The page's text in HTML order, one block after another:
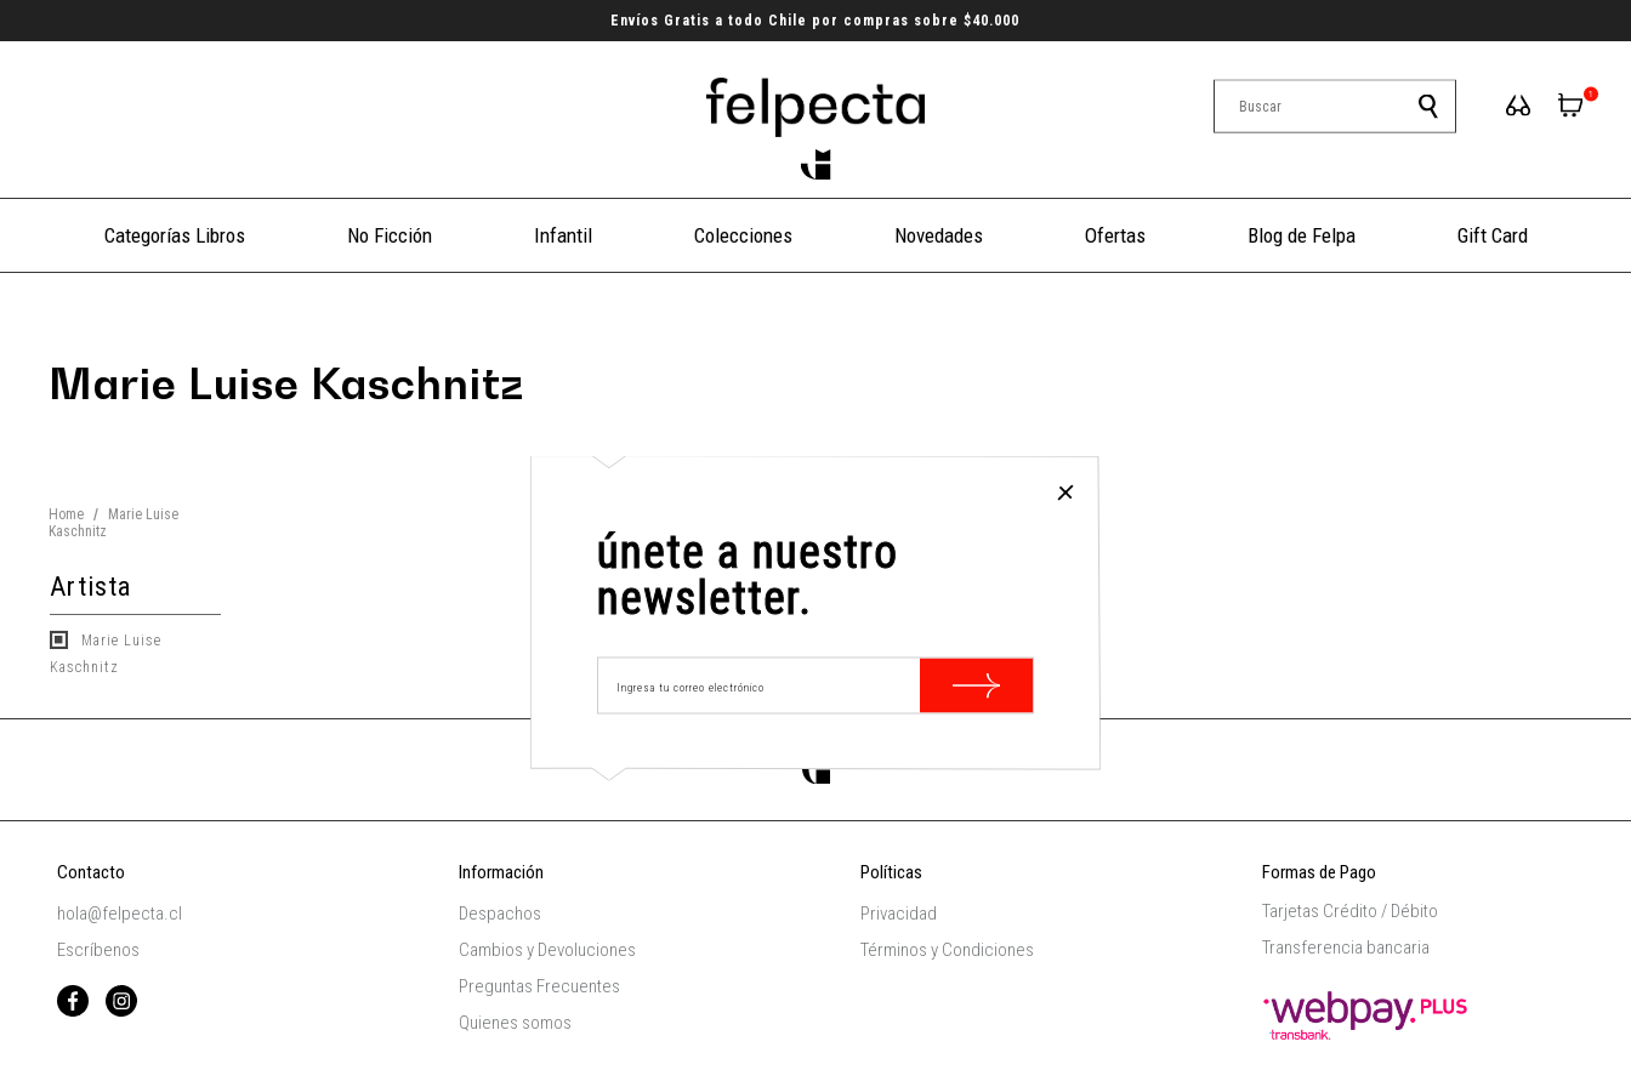
Envíos Gratis a todo Chile por compras sobre $40.000
1
Categorías Libros No Ficción Infantil Colecciones Novedades Ofertas Blog de Felpa Gift Card
Marie Luise Kaschnitz
Home /
Marie Luise
Kaschnitz
Artista
Marie Luise
Kaschnitz
+
únete a nuestro
newsletter.
Contacto
hola@felpecta.cl
Escríbenos
Información
Despachos
Cambios y Devoluciones
Preguntas Frecuentes
Quienes somos
Políticas
Privacidad
Términos y Condiciones
Formas de Pago
Tarjetas Crédito / Débito
Transferencia bancaria